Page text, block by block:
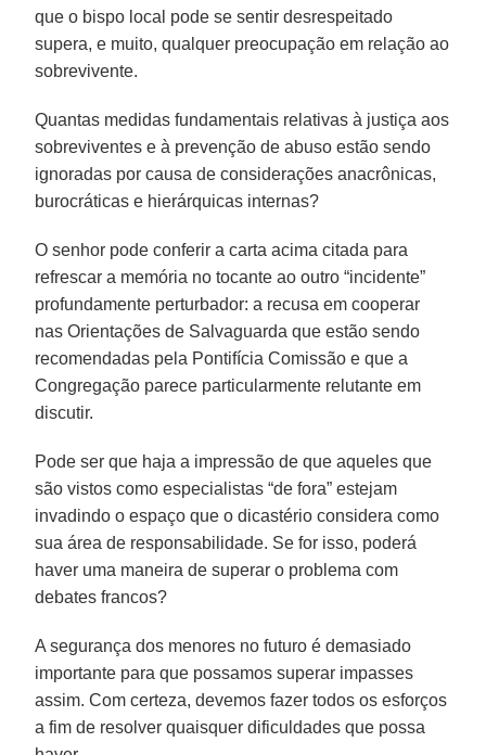
que o bispo local pode se sentir desrespeitado
supera, e muito, qualquer preocupação em relação ao
sobrevivente.
Quantas medidas fundamentais relativas à justiça aos
sobreviventes e à prevenção de abuso estão sendo
ignoradas por causa de considerações anacrônicas,
burocráticas e hierárquicas internas?
O senhor pode conferir a carta acima citada para
refrescar a memória no tocante ao outro “incidente”
profundamente perturbador: a recusa em cooperar
nas Orientações de Salvaguarda que estão sendo
recomendadas pela Pontifícia Comissão e que a
Congregação parece particularmente relutante em
discutir.
Pode ser que haja a impressão de que aqueles que
são vistos como especialistas “de fora” estejam
invadindo o espaço que o dicastério considera como
sua área de responsabilidade. Se for isso, poderá
haver uma maneira de superar o problema com
debates francos?
A segurança dos menores no futuro é demasiado
importante para que possamos superar impasses
assim. Com certeza, devemos fazer todos os esforços
a fim de resolver quaisquer dificuldades que possa